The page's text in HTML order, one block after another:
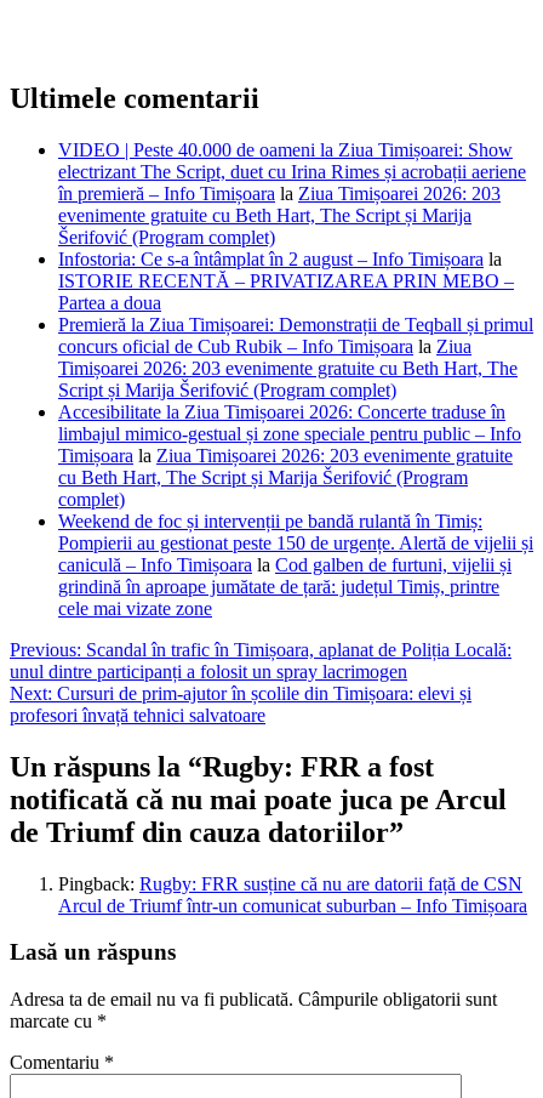
Ultimele comentarii
VIDEO | Peste 40.000 de oameni la Ziua Timișoarei: Show
electrizant The Script, duet cu Irina Rimes și acrobații aeriene
în premieră – Info Timișoara la Ziua Timișoarei 2026: 203
evenimente gratuite cu Beth Hart, The Script și Marija
Šerifović (Program complet)
Infostoria: Ce s-a întâmplat în 2 august – Info Timișoara la
ISTORIE RECENTĂ – PRIVATIZAREA PRIN MEBO –
Partea a doua
Premieră la Ziua Timișoarei: Demonstrații de Teqball și primul
concurs oficial de Cub Rubik – Info Timișoara la Ziua
Timișoarei 2026: 203 evenimente gratuite cu Beth Hart, The
Script și Marija Šerifović (Program complet)
Accesibilitate la Ziua Timișoarei 2026: Concerte traduse în
limbajul mimico-gestual și zone speciale pentru public – Info
Timișoara la Ziua Timișoarei 2026: 203 evenimente gratuite
cu Beth Hart, The Script și Marija Šerifović (Program
complet)
Weekend de foc și intervenții pe bandă rulantă în Timiș:
Pompierii au gestionat peste 150 de urgențe. Alertă de vijelii și
caniculă – Info Timișoara la Cod galben de furtuni, vijelii și
grindină în aproape jumătate de țară: județul Timiș, printre
cele mai vizate zone
Navigare
în
articole
Previous: Scandal în trafic în Timișoara, aplanat de Poliția Locală:
unul dintre participanți a folosit un spray lacrimogen
Next: Cursuri de prim-ajutor în școlile din Timișoara: elevi și
profesori învață tehnici salvatoare
Un răspuns la “Rugby: FRR a fost
notificată că nu mai poate juca pe Arcul
de Triumf din cauza datoriilor”
Pingback: Rugby: FRR susține că nu are datorii față de CSN
Arcul de Triumf într-un comunicat suburban – Info Timișoara
Lasă un răspuns
Adresa ta de email nu va fi publicată. Câmpurile obligatorii sunt
marcate cu *
Comentariu *